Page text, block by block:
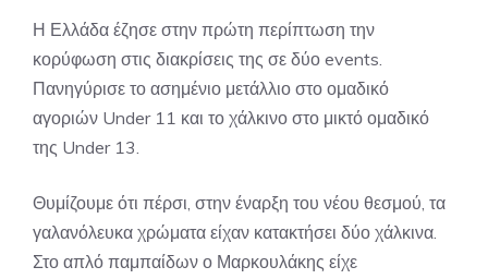
Η Ελλάδα έζησε στην πρώτη περίπτωση την
κορύφωση στις διακρίσεις της σε δύο events.
Πανηγύρισε το ασημένιο μετάλλιο στο ομαδικό
αγοριών Under 11 και το χάλκινο στο μικτό ομαδικό
της Under 13.
Θυμίζουμε ότι πέρσι, στην έναρξη του νέου θεσμού, τα
γαλανόλευκα χρώματα είχαν κατακτήσει δύο χάλκινα.
Στο απλό παμπαίδων ο Μαρκουλάκης είχε